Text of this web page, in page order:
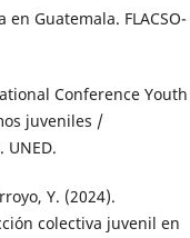
Guatemala. FLACSO-
Conference Youth
juveniles /
Y. (2024).
colectiva juvenil en